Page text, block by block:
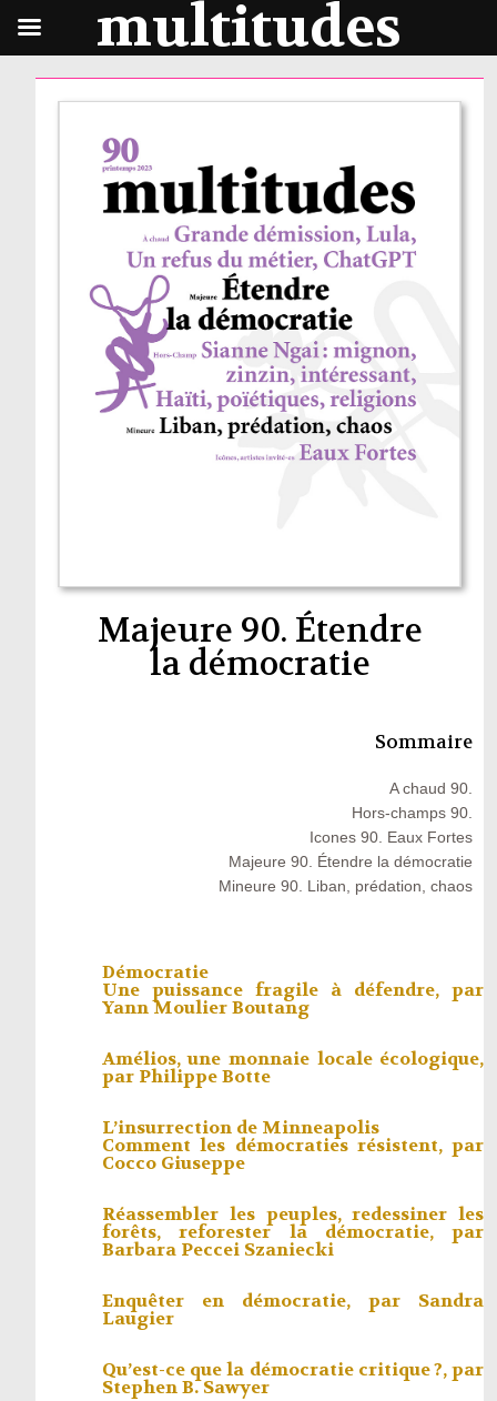
Majeure 90. Étendre
la démocratie
Sommaire
A chaud 90.
Hors-champs 90.
Icones 90. Eaux Fortes
Majeure 90. Étendre la démocratie
Mineure 90. Liban, prédation, chaos
Démocratie
Une puissance fragile à défendre, par
Yann Moulier Boutang
Amélios, une monnaie locale écologique,
par Philippe Botte
L’insurrection de Minneapolis
Comment les démocraties résistent, par
Cocco Giuseppe
Réassembler les peuples, redessiner les
forêts, reforester la démocratie, par
Barbara Peccei Szaniecki
Enquêter en démocratie, par Sandra
Laugier
Qu’est-ce que la démocratie critique ?, par
Stephen B. Sawyer
multitudes